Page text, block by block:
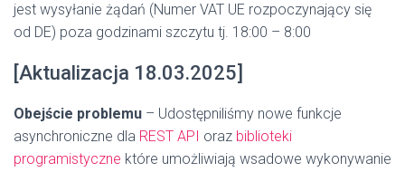
jest wysyłanie żądań (Numer VAT UE rozpoczynający się
od DE) poza godzinami szczytu tj. 18:00 – 8:00
[Aktualizacja 18.03.2025]
Obejście problemu – Udostępniliśmy nowe funkcje
asynchroniczne dla REST API oraz biblioteki
programistyczne które umożliwiają wsadowe wykonywanie